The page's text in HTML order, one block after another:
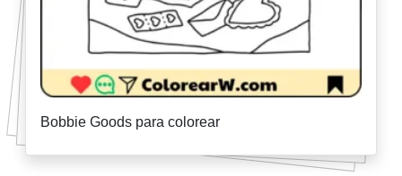
Bobbie Goods para colorear